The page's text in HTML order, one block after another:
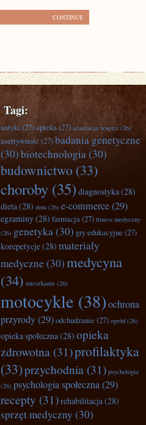
CONTINUE
Tagi:
antyki(27)apteka(27) aranżacja wnętrz (26)
asertywność (27)badania genetyczne
(30)biotechnologia(30)
budownictwo (33)
choroby (35) diagnostyka(28)
dieta(28) dom (26) e-commerce(29)
egzaminy(28) farmacja(27) fitness medyczny
(26) genetyka(30) gry edukacyjne (27)
korepetycje(28) materiały
medyczne (30)medycyna
(34) mieszkanie (26)
motocykle (38)ochrona
przyrody(29)odchudzanie (27) ogród (26)
opieka społeczna(28) opieka
zdrowotna (31)profilaktyka
(33)przychodnia (31) psychologia
(26) psychologia społeczna(29)
recepty (31)rehabilitacja(28)
sprzęt medyczny (30)